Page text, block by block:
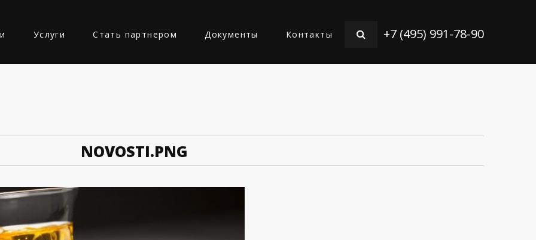
Услуги Стать партнером Документы Контакты +7 (495) 991-78-90
NOVOSTI.PNG